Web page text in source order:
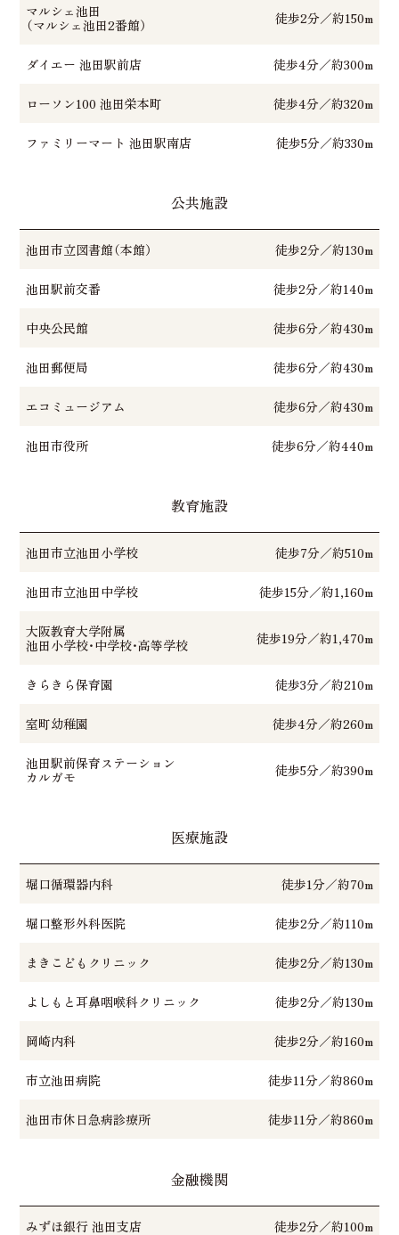
マルシェ池田
（マルシェ池田2番館）
徒歩2分／約150m
ダイエー 池田駅前店 徒歩4分／約300m
ローソン100 池田栄本町 徒歩4分／約320m
ファミリーマート 池田駅南店 徒歩5分／約330m
公共施設
池田市立図書館（本館） 徒歩2分／約130m
池田駅前交番 徒歩2分／約140m
中央公民館 徒歩6分／約430m
池田郵便局 徒歩6分／約430m
エコミュージアム 徒歩6分／約430m
池田市役所 徒歩6分／約440m
教育施設
池田市立池田小学校 徒歩7分／約510m
池田市立池田中学校 徒歩15分／約1,160m
大阪教育大学附属
池田小学校・中学校・高等学校
徒歩19分／約1,470m
きらきら保育園 徒歩3分／約210m
室町幼稚園 徒歩4分／約260m
池田駅前保育ステーション
カルガモ
徒歩5分／約390m
医療施設
堀口循環器内科 徒歩1分／約70m
堀口整形外科医院 徒歩2分／約110m
まきこどもクリニック 徒歩2分／約130m
よしもと耳鼻咽喉科クリニック 徒歩2分／約130m
岡崎内科 徒歩2分／約160m
市立池田病院 徒歩11分／約860m
池田市休日急病診療所 徒歩11分／約860m
金融機関
みずほ銀行 池田支店 徒歩2分／約100m